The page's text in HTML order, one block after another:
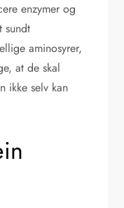
enzymer og
sundt
aminosyrer,
at de skal
ikke selv kan